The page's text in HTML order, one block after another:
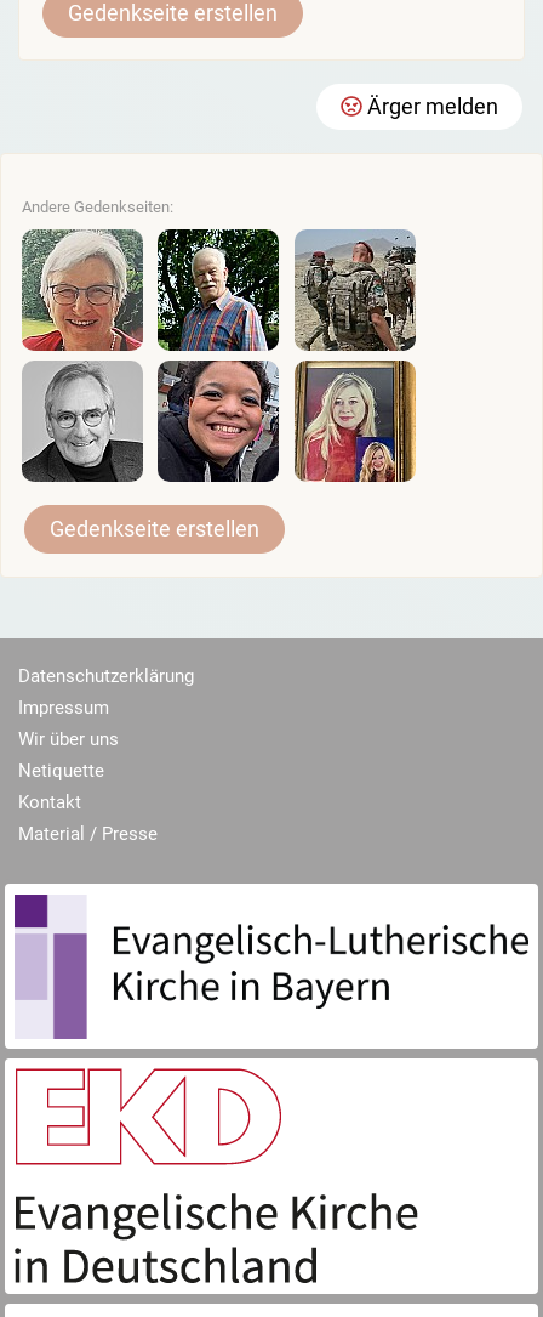
Gedenkseite erstellen
Ärger melden
Andere Gedenkseiten:
Gedenkseite erstellen
Datenschutzerklärung
Impressum
Wir über uns
Netiquette
Kontakt
Material / Presse